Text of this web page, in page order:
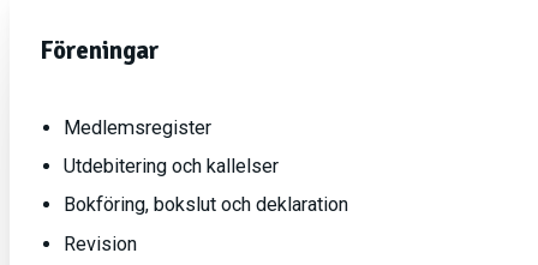
Föreningar
Medlemsregister
Utdebitering och kallelser
Bokföring, bokslut och deklaration
Revision